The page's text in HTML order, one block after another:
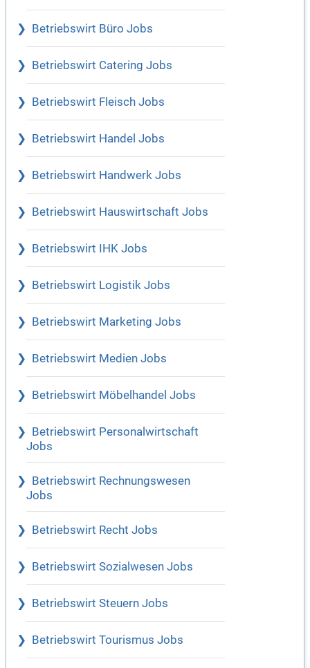
Betriebswirt Büro Jobs
Betriebswirt Catering Jobs
Betriebswirt Fleisch Jobs
Betriebswirt Handel Jobs
Betriebswirt Handwerk Jobs
Betriebswirt Hauswirtschaft Jobs
Betriebswirt IHK Jobs
Betriebswirt Logistik Jobs
Betriebswirt Marketing Jobs
Betriebswirt Medien Jobs
Betriebswirt Möbelhandel Jobs
Betriebswirt Personalwirtschaft
Jobs
Betriebswirt Rechnungswesen
Jobs
Betriebswirt Recht Jobs
Betriebswirt Sozialwesen Jobs
Betriebswirt Steuern Jobs
Betriebswirt Tourismus Jobs